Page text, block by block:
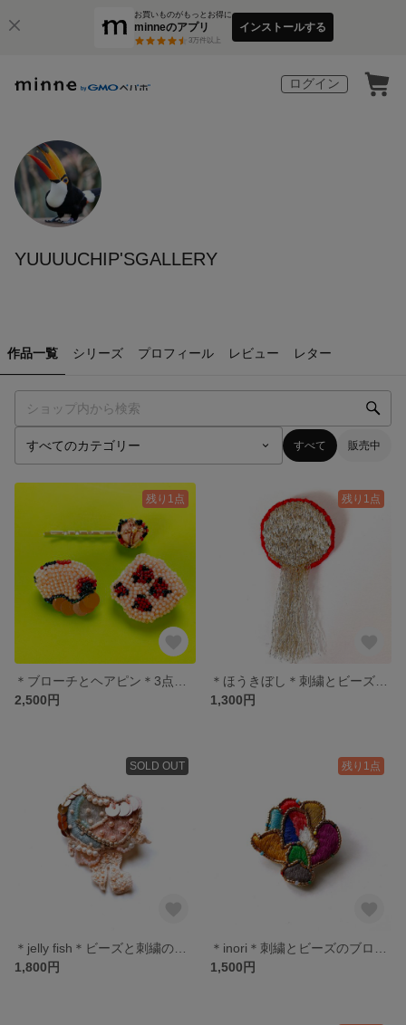
お買いものがもっとお得に
minneのアプリ
3万件以上
インストールする
ログイン
YUUUUCHIP'SGALLERY
作品一覧 シリーズ プロフィール レビュー レター
すべて 販売中
残り1点
2,500円
残り1点
1,300円
SOLD OUT
1,800円
残り1点
1,500円